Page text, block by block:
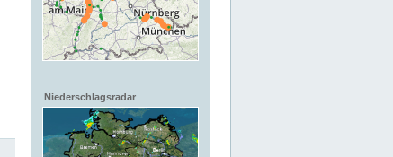
Niederschlagsradar